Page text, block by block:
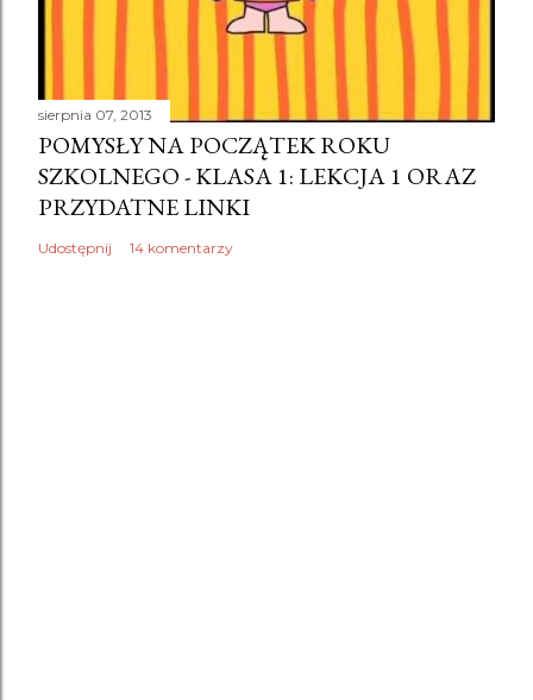
sierpnia 07, 2013
POMYSŁY NA POCZĄTEK ROKU
SZKOLNEGO - KLASA 1: LEKCJA 1 ORAZ
PRZYDATNE LINKI
Udostępnij 14 komentarzy